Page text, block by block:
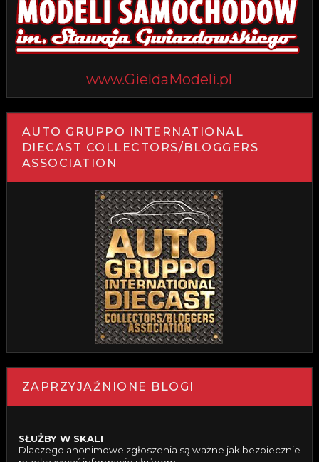
www.GieldaModeli.pl
AUTO GRUPPO INTERNATIONAL
DIECAST COLLECTORS/BLOGGERS
ASSOCIATION
ZAPRZYJAŹNIONE BLOGI
SŁUŻBY W SKALI
Dlaczego anonimowe zgłoszenia są ważne jak bezpiecznie